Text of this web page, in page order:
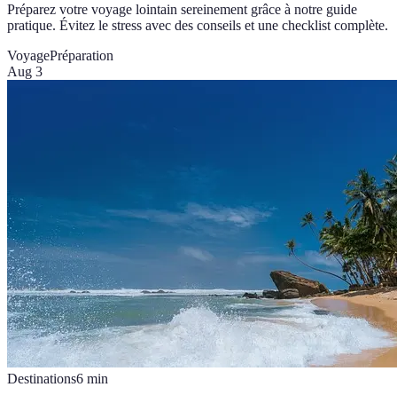
Préparez votre voyage lointain sereinement grâce à notre guide
pratique. Évitez le stress avec des conseils et une checklist complète.
VoyagePréparation
Aug 3
Destinations6 min